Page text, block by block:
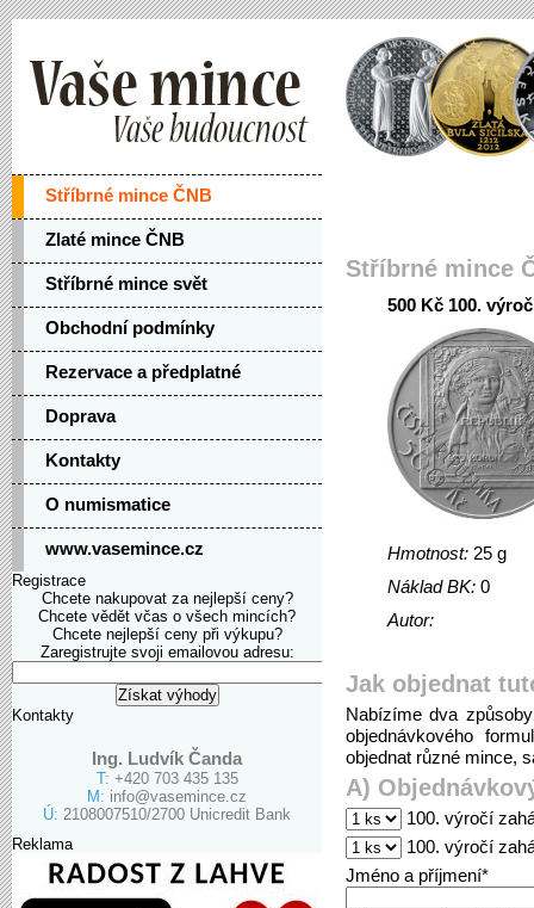
Stříbrné mince ČNB
Zlaté mince ČNB
Stříbrné mince svět
Obchodní podmínky
Rezervace a předplatné
Doprava
Kontakty
O numismatice
www.vasemince.cz
Registrace
Chcete nakupovat za nejlepší ceny?
Chcete vědět včas o všech mincích?
Chcete nejlepší ceny při výkupu?
Zaregistrujte svoji emailovou adresu:
Kontakty
Ing. Ludvík Čanda
T: +420 703 435 135
M: info@vasemince.cz
Ú: 2108007510/2700 Unicredit Bank
Reklama
Stříbrné mince
500 Kč 100.
Hmotnost: 25 g
Náklad BK: 0
Autor:
Jak objednat
Nabízíme dva
objednávkového
objednat různé mince,
A)
100. výročí
100. výročí
Jméno a příjmení*